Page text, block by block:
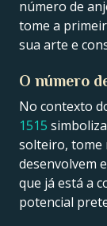
número de
tome a
sua arte e
O número
No contexto
1515 simboliza
solteiro, tome
desenvolvem
que já está a
potencial